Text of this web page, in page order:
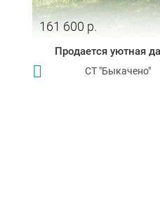
161 600 р.
Продается уютная
СТ "Быкачено"